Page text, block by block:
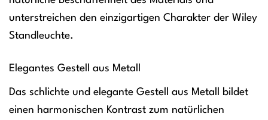
unterstreichen den einzigartigen Charakter der Wiley
Standleuchte.
Elegantes Gestell aus Metall
Das schlichte und elegante Gestell aus Metall bildet
einen harmonischen Kontrast zum natürlichen